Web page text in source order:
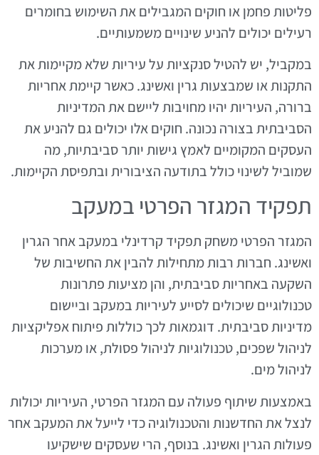
פליטות פחמן או חוקים המגבילים את השימוש בחומרים
רעילים יכולים להניע שינויים משמעותיים.
במקביל, יש להטיל סנקציות על עיריות שלא מקיימות את
התקנות או שמבצעות גרין ואשינג. כאשר קיימת אחריות
ברורה, העיריות יהיו מחויבות ליישם את המדיניות
הסביבתית בצורה נכונה. חוקים אלו יכולים גם להניע את
העסקים המקומיים לאמץ גישות יותר סביבתיות, מה
שמוביל לשינוי כולל בתודעה הציבורית ובתפיסת הקיימות.
תפקיד המגזר הפרטי במעקב
המגזר הפרטי משחק תפקיד קרדינלי במעקב אחר הגרין
ואשינג. חברות רבות מתחילות להבין את החשיבות של
השקעה באחריות סביבתית, והן מציעות פתרונות
טכנולוגיים שיכולים לסייע לעיריות במעקב וביישום
מדיניות סביבתית. דוגמאות לכך כוללות פיתוח אפליקציות
לניהול שפכים, טכנולוגיות לניהול פסולת, או מערכות
לניהול מים.
באמצעות שיתוף פעולה עם המגזר הפרטי, העיריות יכולות
לנצל את החדשנות והטכנולוגיה כדי לייעל את המעקב אחר
פעולות הגרין ואשינג. בנוסף, הרי שעסקים שישקיעו